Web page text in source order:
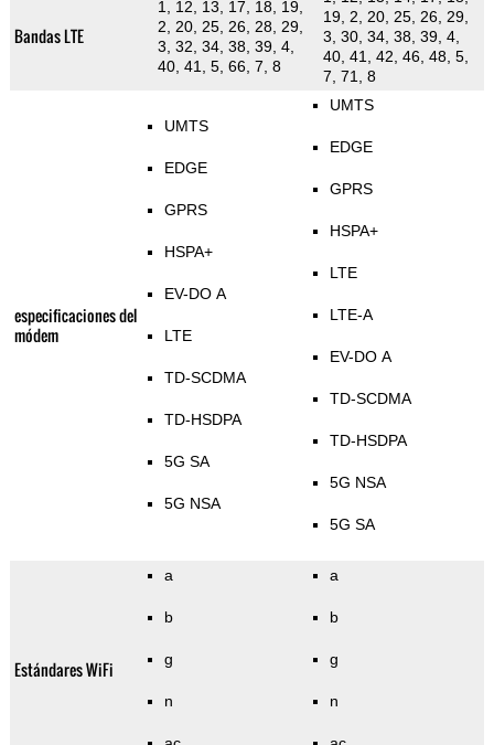
Bandas LTE
1, 12, 13, 17, 18, 19,
2, 20, 25, 26, 28, 29,
3, 32, 34, 38, 39, 4,
40, 41, 5, 66, 7, 8
19, 2, 20, 25, 26, 29,
3, 30, 34, 38, 39, 4,
40, 41, 42, 46, 48, 5,
7, 71, 8
especificaciones del
módem
UMTS
EDGE
GPRS
HSPA+
EV-DO A
LTE
TD-SCDMA
TD-HSDPA
5G SA
5G NSA
UMTS
EDGE
GPRS
HSPA+
LTE
LTE-A
EV-DO A
TD-SCDMA
TD-HSDPA
5G NSA
5G SA
Estándares WiFi
a
b
g
n
a
b
g
n